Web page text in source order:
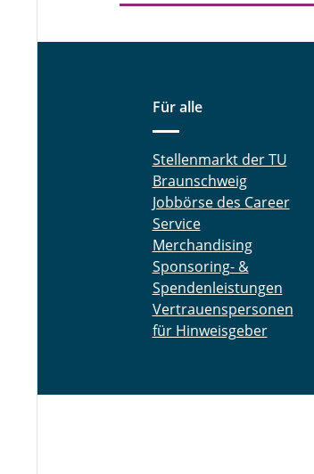
Für alle
Stellenmarkt der TU
Braunschweig
Jobbörse des Career
Service
Merchandising
Sponsoring- &
Spendenleistungen
Vertrauenspersonen
für Hinweisgeber